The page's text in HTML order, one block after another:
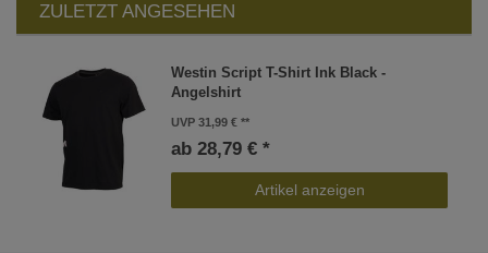
ZULETZT ANGESEHEN
Westin Script T-Shirt Ink Black -
Angelshirt
UVP 31,99 €
ab 28,79 € *
Artikel anzeigen